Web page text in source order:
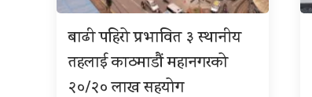
बाढी पहिरो प्रभावित ३ स्थानीय
तहलाई काठमाडौं महानगरको
२०/२० लाख सहयोग